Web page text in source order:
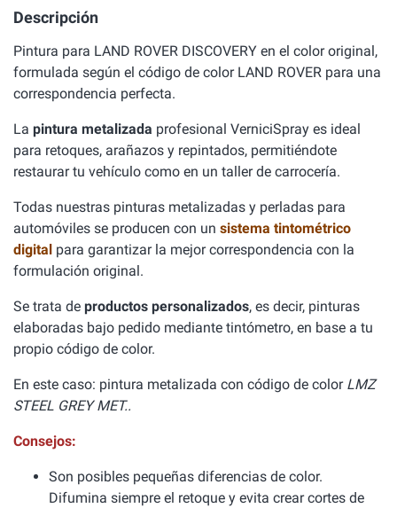
Descripción
Pintura para LAND ROVER DISCOVERY en el color original,
formulada según el código de color LAND ROVER para una
correspondencia perfecta.
La pintura metalizada profesional VerniciSpray es ideal
para retoques, arañazos y repintados, permitiéndote
restaurar tu vehículo como en un taller de carrocería.
Todas nuestras pinturas metalizadas y perladas para
automóviles se producen con un sistema tintométrico
digital para garantizar la mejor correspondencia con la
formulación original.
Se trata de productos personalizados, es decir, pinturas
elaboradas bajo pedido mediante tintómetro, en base a tu
propio código de color.
En este caso: pintura metalizada con código de color LMZ
STEEL GREY MET..
Consejos:
Son posibles pequeñas diferencias de color.
Difumina siempre el retoque y evita crear cortes de